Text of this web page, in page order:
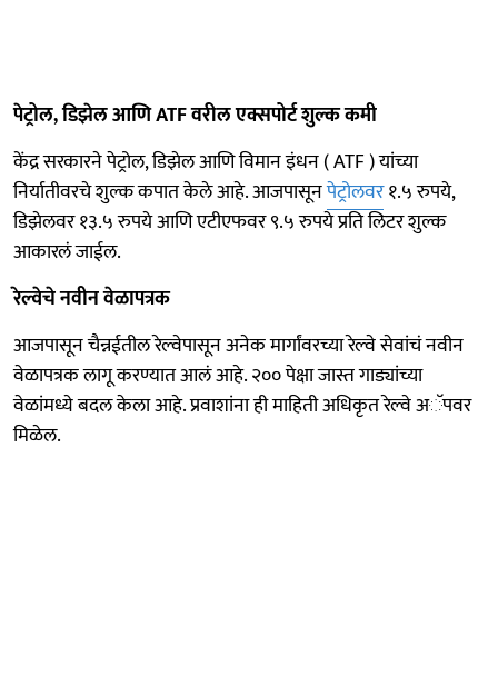
पेट्रोल, डिझेल आणि ATF वरील एक्सपोर्ट शुल्क कमी
केंद्र सरकारने पेट्रोल, डिझेल आणि विमान इंधन ( ATF ) यांच्या
निर्यातीवरचे शुल्क कपात केले आहे. आजपासूनपेट्रोलवर१.५ रुपये,
डिझेलवर १३.५ रुपये आणि एटीएफवर ९.५ रुपये प्रति लिटर शुल्क
आकारलं जाईल.
रेल्वेचे नवीन वेळापत्रक
आजपासून चैन्नईतील रेल्वेपासून अनेक मार्गांवरच्या रेल्वे सेवांचं नवीन
वेळापत्रक लागू करण्यात आलं आहे. २०० पेक्षा जास्त गाड्यांच्या
वेळांमध्ये बदल केला आहे. प्रवाशांना ही माहिती अधिकृत रेल्वे अॅपवर
मिळेल.